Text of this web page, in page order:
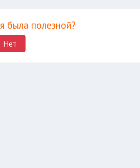
была полезной?
Нет